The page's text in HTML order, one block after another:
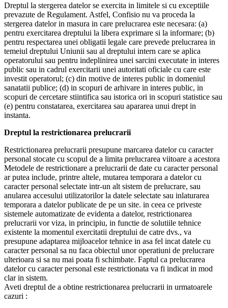
Dreptul la stergerea datelor se exercita in limitele si cu exceptiile
prevazute de Regulament. Astfel, Confisio nu va proceda la
stergerea datelor in masura in care prelucrarea este necesara: (a)
pentru exercitarea dreptului la libera exprimare si la informare; (b)
pentru respectarea unei obligatii legale care prevede prelucrarea in
temeiul dreptului Uniunii sau al dreptului intern care se aplica
operatorului sau pentru indeplinirea unei sarcini executate in interes
public sau in cadrul exercitarii unei autoritati oficiale cu care este
investit operatorul; (c) din motive de interes public in domeniul
sanatatii publice; (d) in scopuri de arhivare in interes public, in
scopuri de cercetare stiintifica sau istorica ori in scopuri statistice sau
(e) pentru constatarea, exercitarea sau apararea unui drept in
instanta.
Dreptul la restrictionarea prelucrarii
Restrictionarea prelucrarii presupune marcarea datelor cu caracter
personal stocate cu scopul de a limita prelucrarea viitoare a acestora
Metodele de restrictionare a prelucrarii de date cu caracter personal
ar putea include, printre altele, mutarea temporara a datelor cu
caracter personal selectate intr-un alt sistem de prelucrare, sau
anularea accesului utilizatorilor la datele selectate sau inlaturarea
temporara a datelor publicate de pe un site. in ceea ce priveste
sistemele automatizate de evidenta a datelor, restrictionarea
prelucrarii vor viza, in principiu, in functie de solutiile tehnice
existente la momentul exercitatii dreptului de catre dvs., va
presupune adaptarea mijloacelor tehnice in asa fel incat datele cu
caracter personal sa nu faca obiectul unor operatiuni de prelucrare
ulterioara si sa nu mai poata fi schimbate. Faptul ca prelucrarea
datelor cu caracter personal este restrictionata va fi indicat in mod
clar in sistem.
Aveti dreptul de a obtine restrictionarea prelucrarii in urmatoarele
cazuri :